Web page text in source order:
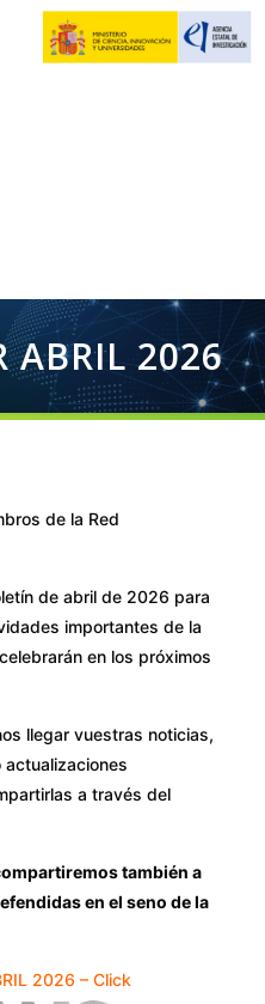
ABRIL 2026
de la Red
de abril de 2026 para
importantes de la
en los próximos
llegar vuestras noticias,
a través del
también a
en el seno de la
2026 – Click